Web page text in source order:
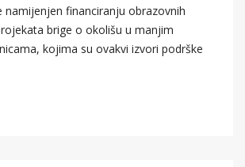
namijenjen financiranju obrazovnih
brige o okolišu u manjim
kojima su ovakvi izvori podrške